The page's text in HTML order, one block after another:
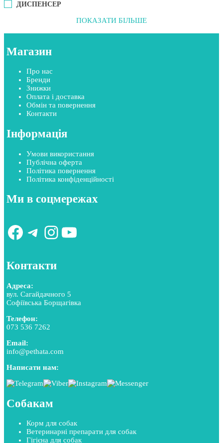
ДИСПЕНСЕР
ПОКАЗАТИ БІЛЬШЕ
Магазин
Про нас
Бренди
Знижки
Оплата і доставка
Обмін та повернення
Контакти
Інформація
Умови використання
Публічна оферта
Політика повернення
Політика конфіденційності
Ми в соцмережах
Facebook
Telegram
Instagram
YouTube
Контакти
Адреса:
вул. Сагайдачного 5
Софіївська Борщагівка
Телефон:
073 536 7262
Email:
info@pethata.com
Написати нам:
Собакам
Корм для собак
Ветеринарні препарати для собак
Гігієна для собак